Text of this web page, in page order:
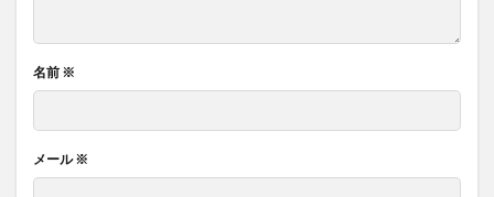
名前 ※
メール※